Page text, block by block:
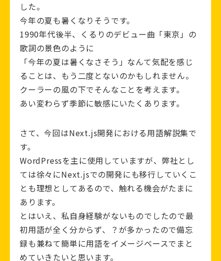
した。
今年の夏も暑くなりそうです。
1990年代後半、くるりのデビュー曲「東京」の
歌詞の景色のように
「今年の夏は暑くなさそう」なんて気配を感じ
ることは、もう二度とないのかもしれません。
クーラーの風の下でそんなことを考えます。
あい変わらず季節に敏感にいたくあります。
さて、今回はNext.js開発における用語解説集で
す。
WordPressを主に使用していますが、弊社とし
ては徐々にNext.jsでの開発にも移行していくこ
とも理想としてあるので、触れる機会がたまに
あります。
とはいえ、私自身経験がないものでしたので最
初用語が全く分からず、？が多かったので備忘
録も兼ねて簡単に用語をイメージベースでまと
めていきたいと思います。